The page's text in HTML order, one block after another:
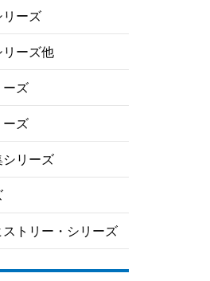
リーズ
ーズ他
ーズ
ーズ
リーズ
トリー・シリーズ